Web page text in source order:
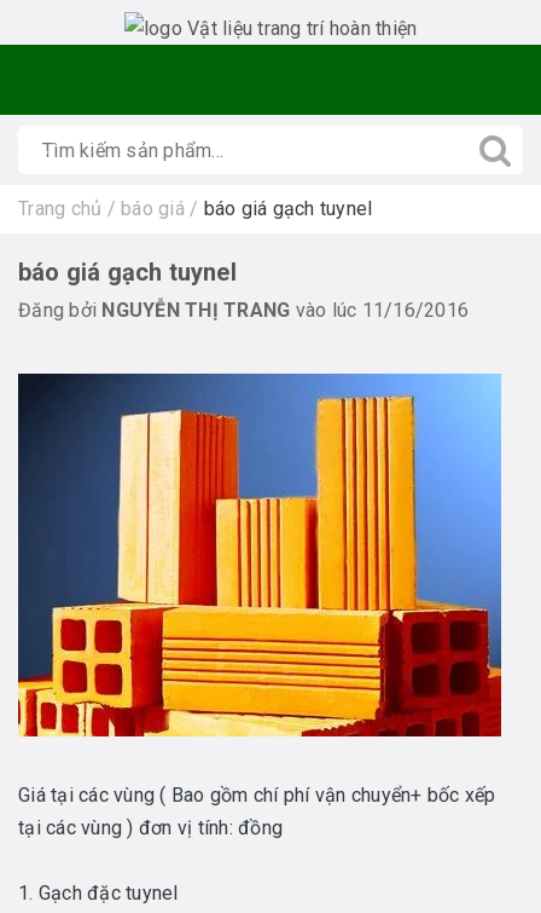
Trang chủ / báo giá / báo giá gạch tuynel
báo giá gạch tuynel
Đăng bởi NGUYỄN THỊ TRANG vào lúc 11/16/2016
Giá tại các vùng ( Bao gồm chí phí vận chuyển+ bốc xếp
tại các vùng ) đơn vị tính: đồng
1. Gạch đặc tuynel